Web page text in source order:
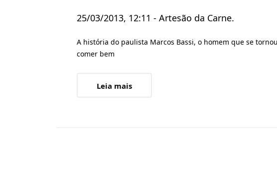
25/03/2013, 12:11 - Artesão da Carne.
A história do paulista Marcos Bassi, o homem que se
comer bem
Leia mais